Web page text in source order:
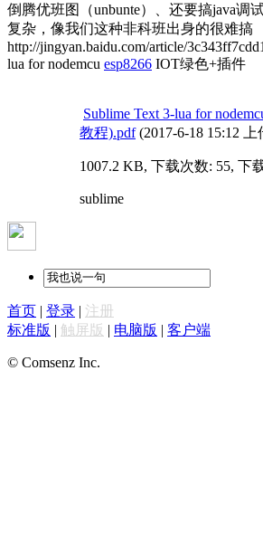
倒腾优班图（unbunte）、还要搞java调
复杂，像我们这种非科班出身的很难搞
http://jingyan.baidu.com/article/
lua for nodemcu esp8266 IOT绿色+插件
Sublime Text 3-lua for
教程).pdf (2017-6-18 15:12 上
1007.2 KB, 下载次数: 55, 下
sublime
首页 | 登录 | 注册
标准版 | 触屏版 | 电脑版 | 客户端
© Comsenz Inc.